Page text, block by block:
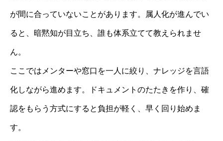
が間に合っていないことがあります。属人化が進んでい
ると、暗黙知が目立ち、誰も体系立てて教えられませ
ん。
ここではメンターや窓口を一人に絞り、ナレッジを言語
化しながら進めます。ドキュメントのたたきを作り、確
認をもらう方式にすると負担が軽く、早く回り始めま
す。